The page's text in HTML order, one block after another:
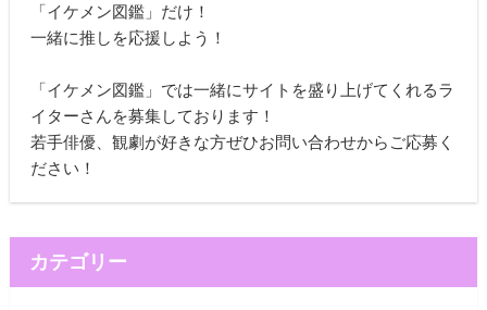
「イケメン図鑑」だけ！
一緒に推しを応援しよう！
「イケメン図鑑」では一緒にサイトを盛り上げてくれるラ
イターさんを募集しております！
若手俳優、観劇が好きな方ぜひお問い合わせからご応募く
ださい！
カテゴリー